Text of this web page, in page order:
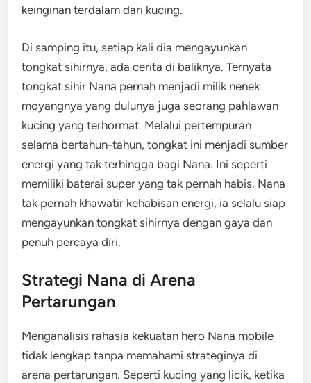
keinginan terdalam dari kucing.
Di samping itu, setiap kali dia mengayunkan
tongkat sihirnya, ada cerita di baliknya. Ternyata
tongkat sihir Nana pernah menjadi milik nenek
moyangnya yang dulunya juga seorang pahlawan
kucing yang terhormat. Melalui pertempuran
selama bertahun-tahun, tongkat ini menjadi sumber
energi yang tak terhingga bagi Nana. Ini seperti
memiliki baterai super yang tak pernah habis. Nana
tak pernah khawatir kehabisan energi, ia selalu siap
mengayunkan tongkat sihirnya dengan gaya dan
penuh percaya diri.
Strategi Nana di Arena
Pertarungan
Menganalisis rahasia kekuatan hero Nana mobile
tidak lengkap tanpa memahami strateginya di
arena pertarungan. Seperti kucing yang licik, ketika